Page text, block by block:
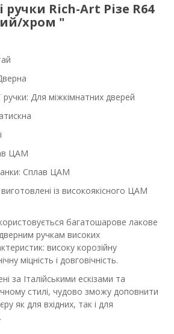
Rich-Art Різе R64
хром "
Для міжкімнатних дверей
ЦАМ
Сплав ЦАМ
із високоякісного ЦАМ
багатошарове лакове
ручкам високих
високу корозійну
міцність і довговічність.
за Італійськими ескізами та
стилі, чудово зможу доповнити
як для вхідних, так і для